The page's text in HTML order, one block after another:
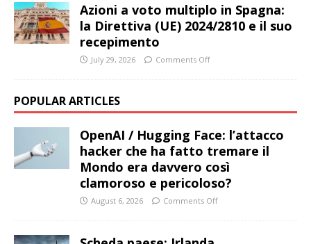
Azioni a voto multiplo in Spagna:
la Direttiva (UE) 2024/2810 e il suo
recepimento
July 29, 2026 Comments Off
POPULAR ARTICLES
OpenAI / Hugging Face: l’attacco
hacker che ha fatto tremare il
Mondo era davvero così
clamoroso e pericoloso?
August 6, 2026 Comments Off